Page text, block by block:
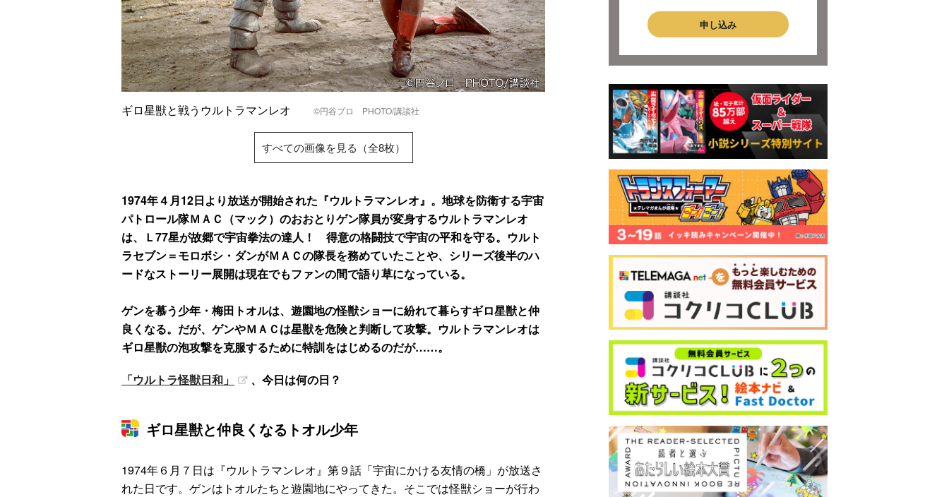
ギロ星獣と戦うウルトラマンレオ ©円谷プロ PHOTO/講談社
すべての画像を見る（全8枚）
1974年４月12日より放送が開始された『ウルトラマンレオ』。地球を防衛する宇宙
パトロール隊ＭＡＣ（マック）のおおとりゲン隊員が変身するウルトラマンレオ
は、Ｌ77星が故郷で宇宙拳法の達人！ 得意の格闘技で宇宙の平和を守る。ウルト
ラセブン＝モロボシ・ダンがＭＡＣの隊長を務めていたことや、シリーズ後半のハ
ードなストーリー展開は現在でもファンの間で語り草になっている。
ゲンを慕う少年・梅田トオルは、遊園地の怪獣ショーに紛れて暮らすギロ星獣と仲
良くなる。だが、ゲンやＭＡＣは星獣を危険と判断して攻撃。ウルトラマンレオは
ギロ星獣の泡攻撃を克服するために特訓をはじめるのだが……。
「ウルトラ怪獣日和」
、今日は何の日？
ギロ星獣と仲良くなるトオル少年
1974年６月７日は『ウルトラマンレオ』第９話「宇宙にかける友情の橋」が放送さ
れた日です。ゲンはトオルたちと遊園地にやってきた。そこでは怪獣ショーが行わ
申し込み